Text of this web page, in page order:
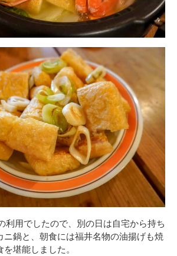
利用でしたので、別の日は自宅から持ち
ニ鍋と、朝食には福井名物の油揚げも焼
堪能しました。